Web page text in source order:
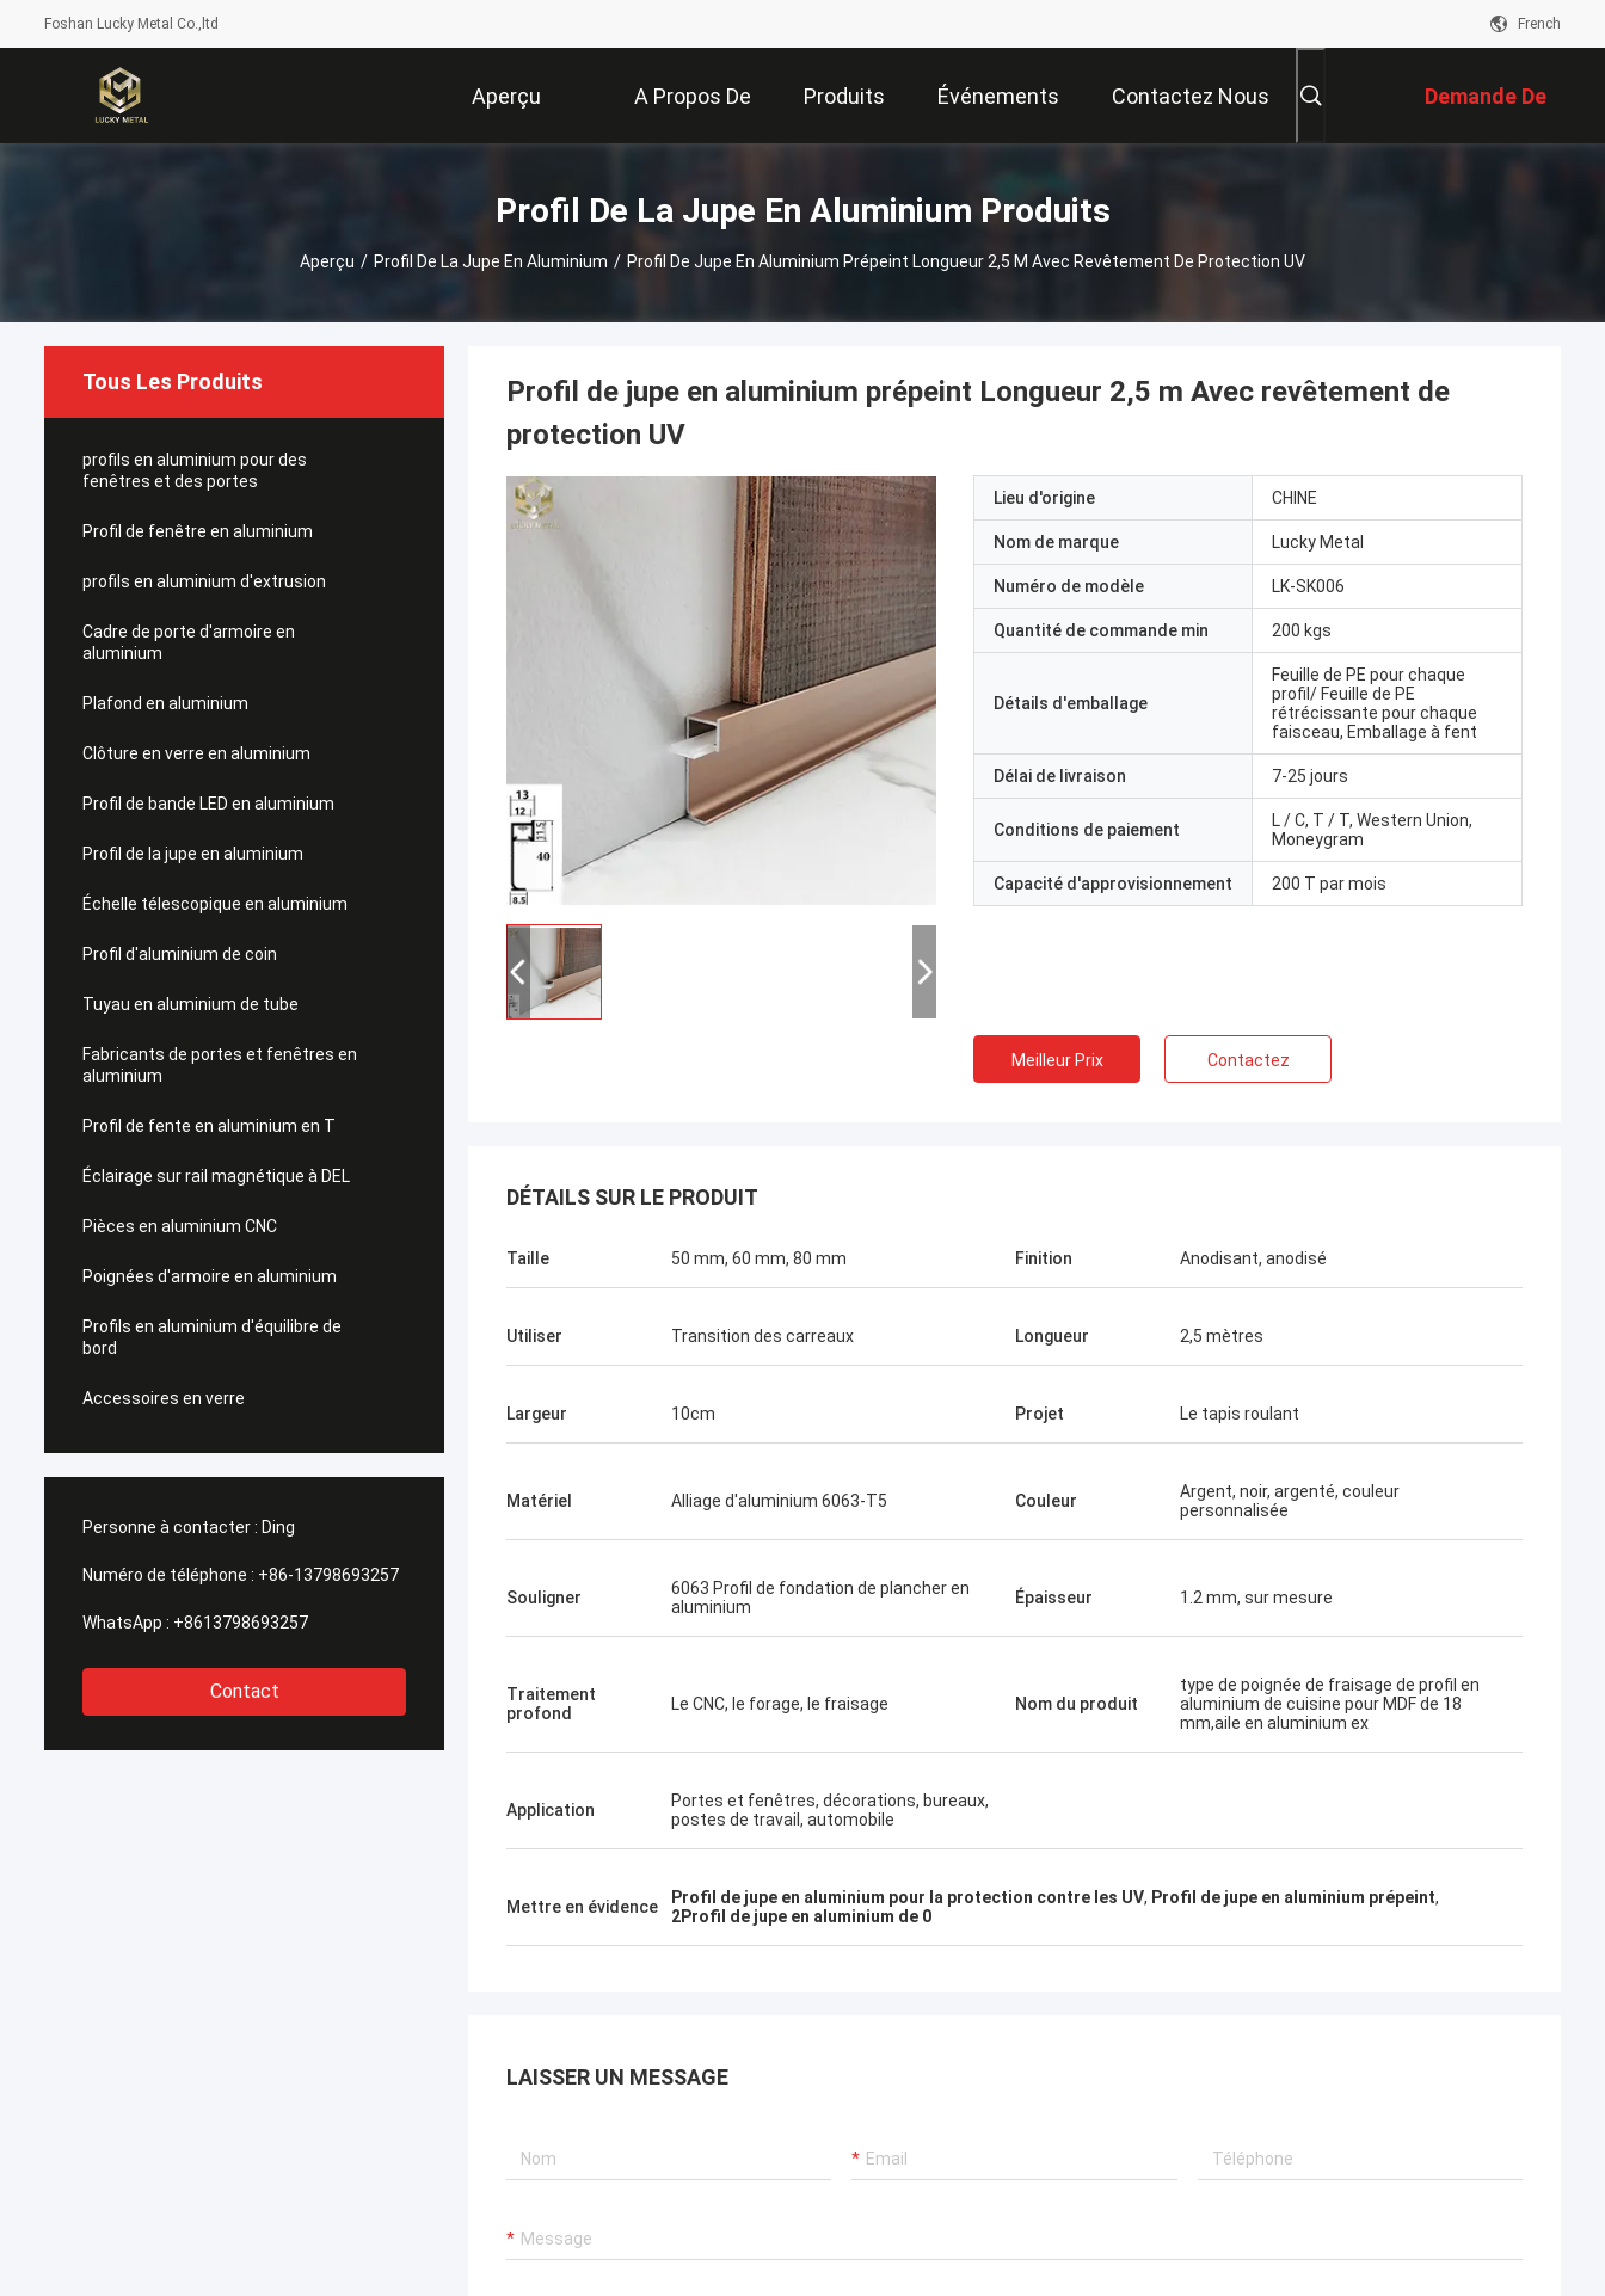
Foshan Lucky Metal Co.,ltd French
Aperçu A Propos De Produits Événements Contactez Nous Demande De
Soumission
Profil De La Jupe En Aluminium Produits
Aperçu / Profil De La Jupe En Aluminium / Profil De Jupe En Aluminium Prépeint Longueur 2,5 M Avec Revêtement De Protection UV
Tous Les Produits
profils en aluminium pour des
fenêtres et des portes
Profil de fenêtre en aluminium
profils en aluminium d'extrusion
Cadre de porte d'armoire en
aluminium
Plafond en aluminium
Clôture en verre en aluminium
Profil de bande LED en aluminium
Profil de la jupe en aluminium
Échelle télescopique en aluminium
Profil d'aluminium de coin
Tuyau en aluminium de tube
Fabricants de portes et fenêtres en
aluminium
Profil de fente en aluminium en T
Éclairage sur rail magnétique à DEL
Pièces en aluminium CNC
Poignées d'armoire en aluminium
Profils en aluminium d'équilibre de
bord
Accessoires en verre
Personne à contacter : Ding
Numéro de téléphone : +86-13798693257
WhatsApp : +8613798693257
Contact
Profil de jupe en aluminium prépeint Longueur 2,5 m Avec revêtement de
protection UV
Lieu d'origine CHINE
Nom de marque Lucky Metal
Numéro de modèle LK-SK006
Quantité de commande min 200 kgs
Détails d'emballage
Feuille de PE pour chaque
profil/ Feuille de PE
rétrécissante pour chaque
faisceau, Emballage à fent
Délai de livraison 7-25 jours
Conditions de paiement
L / C, T / T, Western Union,
Moneygram
Capacité d'approvisionnement 200 T par mois
Meilleur Prix Contactez
DÉTAILS SUR LE PRODUIT
Taille 50 mm, 60 mm, 80 mm Finition Anodisant, anodisé
Utiliser Transition des carreaux Longueur 2,5 mètres
Largeur 10cm Projet Le tapis roulant
Matériel Alliage d'aluminium 6063-T5 Couleur
Argent, noir, argenté, couleur
personnalisée
Souligner
6063 Profil de fondation de plancher en
aluminium
Épaisseur 1.2 mm, sur mesure
Traitement
profond
Le CNC, le forage, le fraisage Nom du produit
type de poignée de fraisage de profil en
aluminium de cuisine pour MDF de 18
mm,aile en aluminium ex
Application
Portes et fenêtres, décorations, bureaux,
postes de travail, automobile
Mettre en évidence Profil de jupe en aluminium pour la protection contre les UV, Profil de jupe en aluminium prépeint,
2Profil de jupe en aluminium de 0
LAISSER UN MESSAGE